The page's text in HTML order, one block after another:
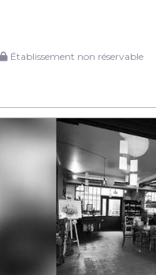
Établissement non réservable